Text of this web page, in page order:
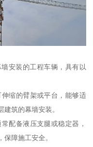
安装的工程车辆，具有以
缩的臂架或平台，能够适
筑的幕墙安装。
配备液压支腿或稳定器，
障施工安全。